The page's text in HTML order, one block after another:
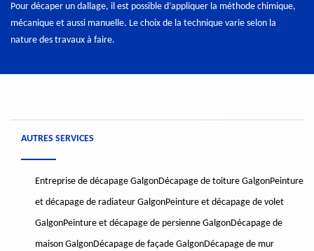
Pour décaper un dallage, il est possible d’appliquer la méthode chimique,
mécanique et aussi manuelle. Le choix de la technique varie selon la
nature des travaux à faire.
AUTRES SERVICES
Entreprise de décapage GalgonDécapage de toiture GalgonPeinture
et décapage de radiateur GalgonPeinture et décapage de volet
GalgonPeinture et décapage de persienne GalgonDécapage de
maison GalgonDécapage de façade GalgonDécapage de mur